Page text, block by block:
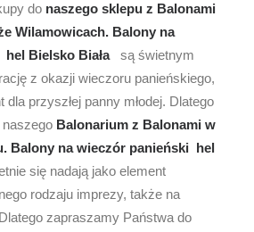
do naszego sklepu z Balonami
Wilamowicach. Balony na
Bielsko Biała są świetnym
z okazji wieczoru panieńskiego,
przyszłej panny młodej. Dlatego
Balonarium z Balonami w
Balony na wieczór panieński hel
się nadają jako element
rodzaju imprezy, także na
zapraszamy Państwa do